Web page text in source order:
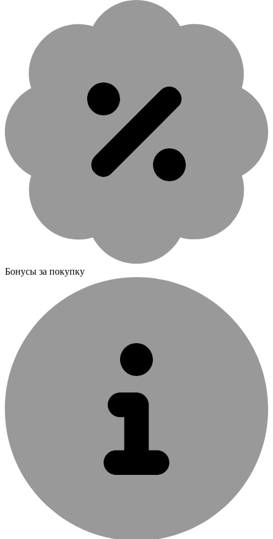
Бонусы за покупку